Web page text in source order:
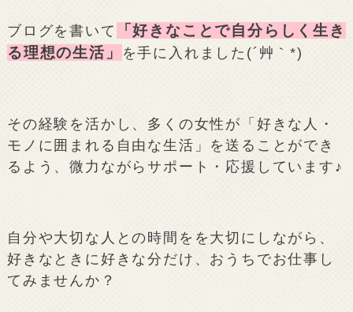
ブログを書いて
「好きなことで自分らしく生き
る理想の生活」
を手に入れました(´艸｀*)
その経験を活かし、多くの女性が「好きな人・
モノに囲まれる自由な生活」を送ることができ
るよう、微力ながらサポート・応援しています♪
自分や大切な人との時間をを大切にしながら、
好きなときに好きな分だけ、おうちでお仕事し
てみませんか？